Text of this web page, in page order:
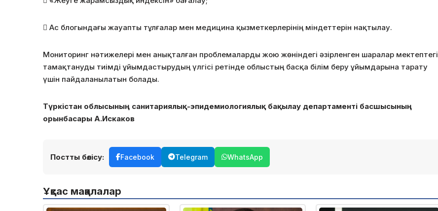
 Ас блогындағы жауапты тұлғалар мен медицина қызметкерлерінің міндеттерін нақтылау.
Мониторинг нәтижелері мен анықталған проблемаларды жою жөніндегі әзірленген шаралар мектептегі
тамақтануды тиімді ұйымдастырудың үлгісі ретінде облыстың басқа білім беру ұйымдарына тарату
үшін пайдаланылатын болады.
Түркістан облысының санитариялық-эпидемиологиялық бақылау департаменті басшысының
орынбасары А.Искаков
Постты бөлісу: Facebook Telegram WhatsApp
Ұқсас мақалалар